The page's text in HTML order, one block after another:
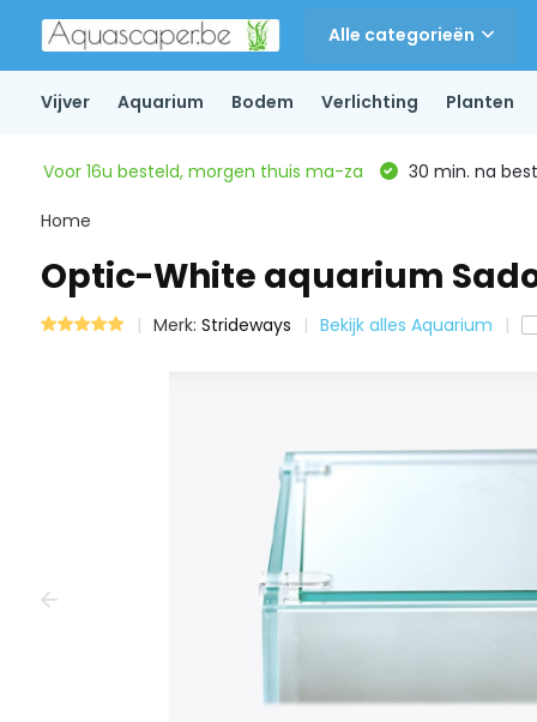
Alle categorieën
Vijver Aquarium Bodem Verlichting Planten
Voor 16u besteld, morgen thuis ma-za 30 min. na
Home
Optic-White aquarium
Merk: Strideways Bekijk alles Aquarium